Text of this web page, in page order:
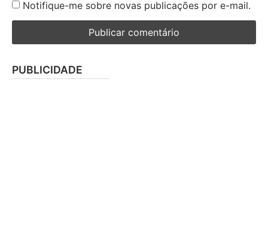
Notifique-me sobre novas publicações por e-mail.
PUBLICIDADE